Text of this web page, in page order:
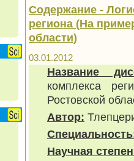
Содержание -
региона (На
области)
03.01.2012
Название
комплекса
Ростовской
Автор:
Научная